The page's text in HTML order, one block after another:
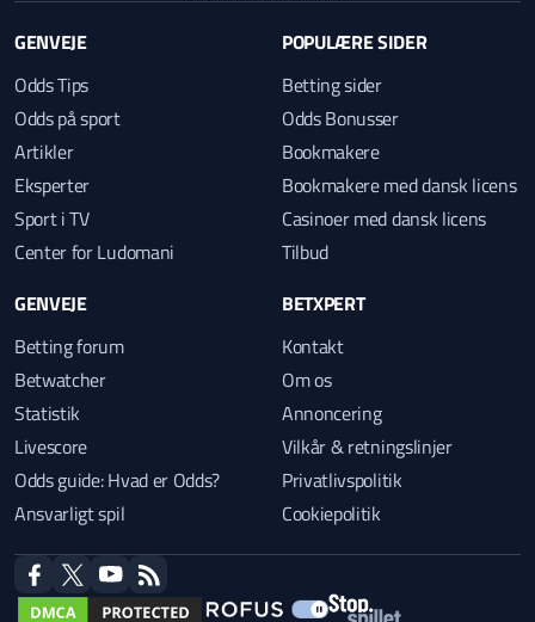
GENVEJE
Odds Tips
Odds på sport
Artikler
Eksperter
Sport i TV
Center for Ludomani
POPULÆRE SIDER
Betting sider
Odds Bonusser
Bookmakere
Bookmakere med dansk licens
Casinoer med dansk licens
Tilbud
GENVEJE
Betting forum
Betwatcher
Statistik
Livescore
Odds guide: Hvad er Odds?
Ansvarligt spil
BETXPERT
Kontakt
Om os
Annoncering
Vilkår & retningslinjer
Privatlivspolitik
Cookiepolitik
facebooktwitter youtubeRSS